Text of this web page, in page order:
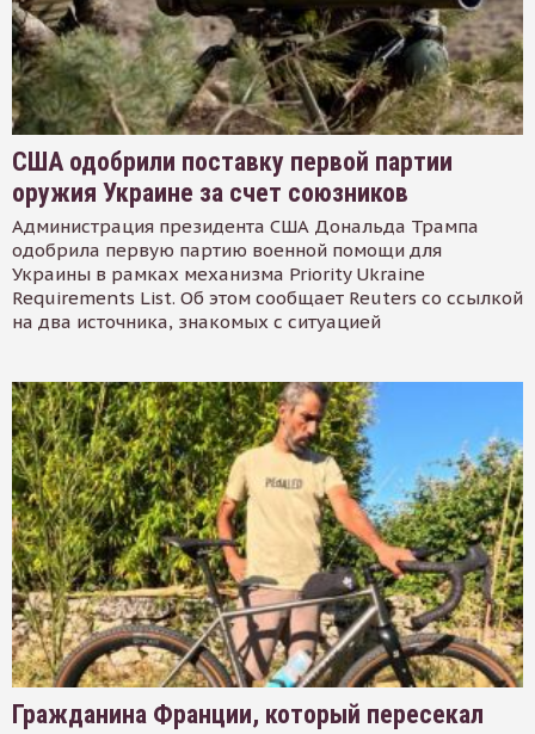
США одобрили поставку первой партии
оружия Украине за счет союзников
Администрация президента США Дональда Трампа
одобрила первую партию военной помощи для
Украины в рамках механизма Priority Ukraine
Requirements List. Об этом сообщает Reuters со ссылкой
на два источника, знакомых с ситуацией
Гражданина Франции, который пересекал